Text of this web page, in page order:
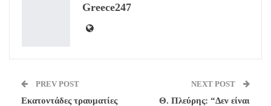
Greece247
PREV POST
Εκατοντάδες τραυματίες
NEXT POST
Θ. Πλεύρης: “Δεν είναι